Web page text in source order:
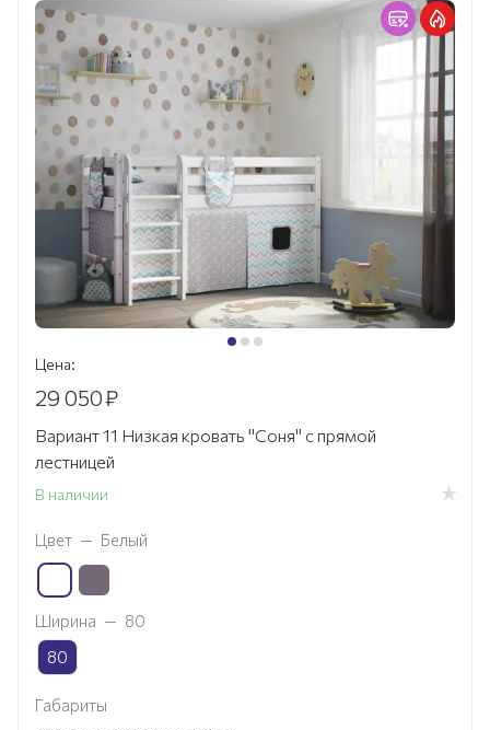
Цена:
29 050₽
Вариант 11 Низкая кровать "Соня" с прямой
лестницей
В наличии
Цвет — Белый
Ширина — 80
80
Габариты